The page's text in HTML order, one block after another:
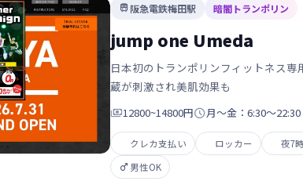
阪急電鉄梅田駅 暗闇トランポリン
jump one Umeda
日本初のトランポリンフィットネス
蔵が刺激され美肌効果も
12800~14800円月～金：6:30～
クレカ支払い ロッカー
夜7
男性OK